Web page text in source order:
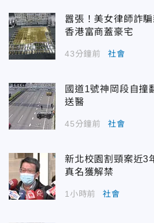
囂張！美女律師詐
香港富商蓋豪宅
43分鐘前 社會
國道1號神岡段自
送醫
45分鐘前 社會
新北校園割頸案近3
真名獲解禁
1小時前 社會